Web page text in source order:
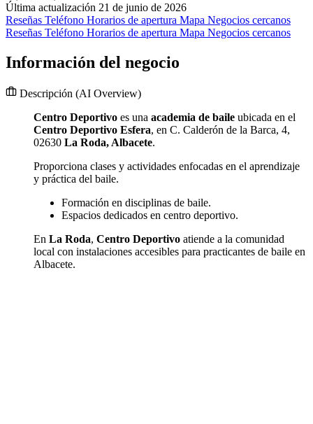
Última actualización 21 de junio de 2026
Reseñas Teléfono Horarios de apertura Mapa Negocios cercanos
Reseñas Teléfono Horarios de apertura Mapa Negocios cercanos
Información del negocio
Descripción (AI Overview)
Centro Deportivo es una academia de baile ubicada en el
Centro Deportivo Esfera, en C. Calderón de la Barca, 4,
02630 La Roda, Albacete.
Proporciona clases y actividades enfocadas en el aprendizaje
y práctica del baile.
Formación en disciplinas de baile.
Espacios dedicados en centro deportivo.
En La Roda, Centro Deportivo atiende a la comunidad
local con instalaciones accesibles para practicantes de baile en
Albacete.